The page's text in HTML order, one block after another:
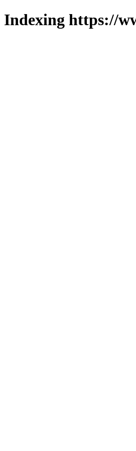
Indexing https://